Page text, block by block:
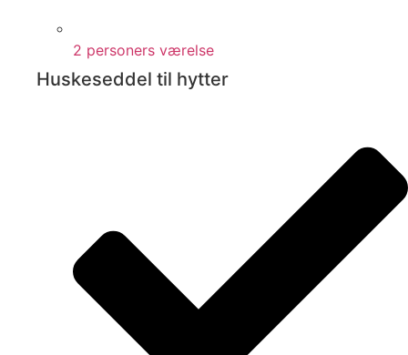
2 personers værelse
Huskeseddel til hytter